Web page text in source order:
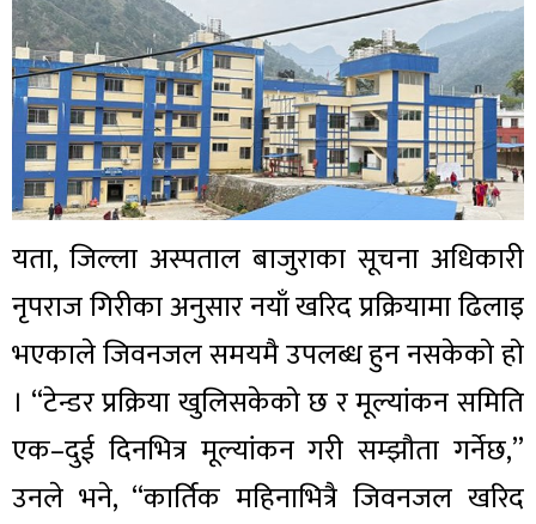
यता, जिल्ला अस्पताल बाजुराका सूचना अधिकारी
नृपराज गिरीका अनुसार नयाँ खरिद प्रक्रियामा ढिलाइ
भएकाले जिवनजल समयमै उपलब्ध हुन नसकेको हो
। “टेन्डर प्रक्रिया खुलिसकेको छ र मूल्यांकन समिति
एक–दुई दिनभित्र मूल्यांकन गरी सम्झौता गर्नेछ,”
उनले भने, “कार्तिक महिनाभित्रै जिवनजल खरिद